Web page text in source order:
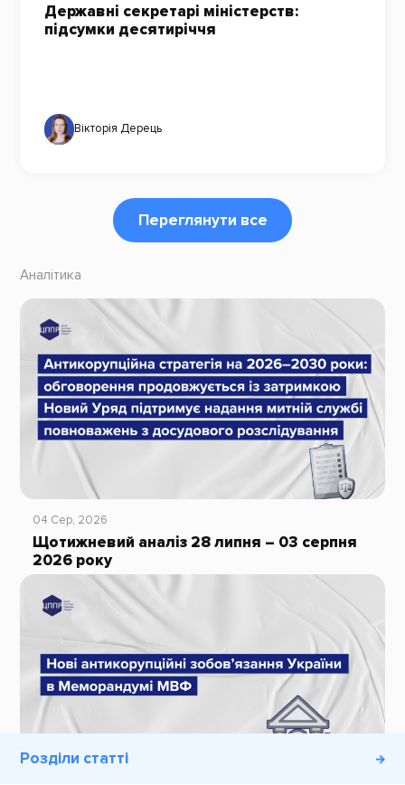
Розділи статті
Державні секретарі міністерств:
підсумки десятиріччя
Вікторія Дерець
Переглянути все
Аналітика
04 Сер, 2026
Щотижневий аналіз 28 липня – 03 серпня
2026 року